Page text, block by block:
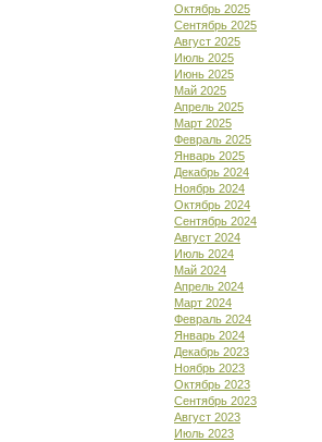
Октябрь 2025
Сентябрь 2025
Август 2025
Июль 2025
Июнь 2025
Май 2025
Апрель 2025
Март 2025
Февраль 2025
Январь 2025
Декабрь 2024
Ноябрь 2024
Октябрь 2024
Сентябрь 2024
Август 2024
Июль 2024
Май 2024
Апрель 2024
Март 2024
Февраль 2024
Январь 2024
Декабрь 2023
Ноябрь 2023
Октябрь 2023
Сентябрь 2023
Август 2023
Июль 2023